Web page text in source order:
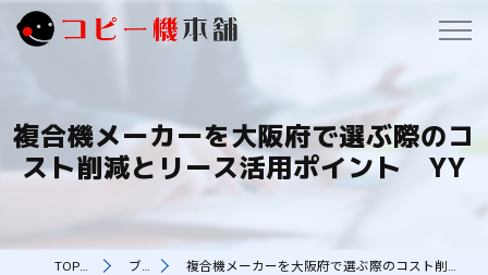
複合機メーカーを大阪府で選ぶ際のコ
スト削減とリース活用ポイント YY
TOPページ ブログ 複合機メーカーを大阪府で選ぶ際のコスト削減とリース活用ポイント YY